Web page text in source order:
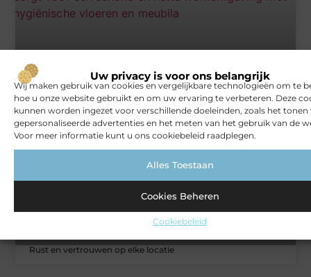
Uw privacy is voor ons belangrijk
Wij maken gebruik van cookies en vergelijkbare technologieën om te
hoe u onze website gebruikt en om uw ervaring te verbeteren. Deze
kunnen worden ingezet voor verschillende doeleinden, zoals het tonen
gepersonaliseerde advertenties en het meten van het gebruik van de
Voor meer informatie kunt u ons cookiebeleid raadplegen.
Alles Toestaan
Cookies Beheren
Cookiebeleid
Het gemak van een schoonmaakbedrijf voor jouw bedrijf
ZAKELIJK
Rust en vertrouwen op elke locatie